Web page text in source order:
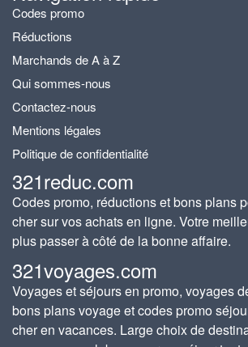
Codes promo
Réductions
Marchands de A à Z
Qui sommes-nous
Contactez-nous
Mentions légales
Politique de confidentialité
321reduc.com
Codes promo, réductions et bons plans
cher sur vos achats en ligne. Votre
plus passer à côté de la bonne affaire.
321voyages.com
Voyages et séjours en promo, voyages
bons plans voyage et codes promo
cher en vacances. Large choix de